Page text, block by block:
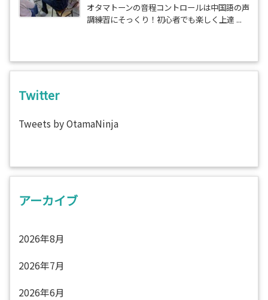
オタマトーンの音程コントロールは中国語の声
調練習にそっくり！初心者でも楽しく上達 ...
Twitter
Tweets by OtamaNinja
アーカイブ
2026年8月
2026年7月
2026年6月